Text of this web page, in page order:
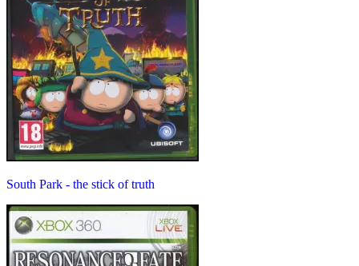
South Park - the stick of truth